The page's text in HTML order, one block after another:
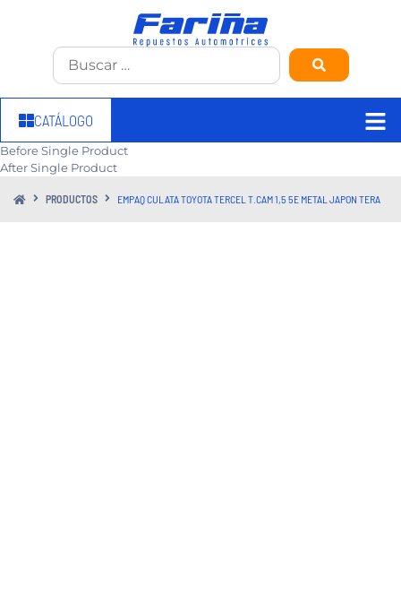
CATÁLOGO
Before Single Product
After Single Product
PRODUCTOS EMPAQ CULATA TOYOTA TERCEL T.CAM 1,5 5E METAL JAPON TERA